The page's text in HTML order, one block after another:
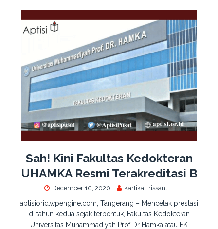
Sah! Kini Fakultas Kedokteran
UHAMKA Resmi Terakreditasi B
December 10, 2020 Kartika Trissanti
aptisiorid.wpengine.com, Tangerang – Mencetak prestasi
di tahun kedua sejak terbentuk, Fakultas Kedokteran
Universitas Muhammadiyah Prof Dr Hamka atau FK